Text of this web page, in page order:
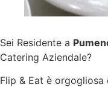
Sei Residente a
Catering Aziendale?
Flip & Eat è